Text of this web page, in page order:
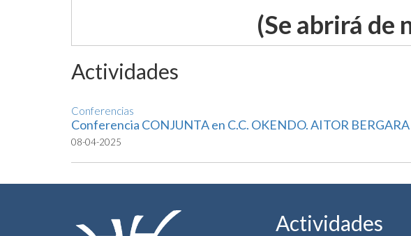
(Se abrirá de
Actividades
Conferencias
Conferencia CONJUNTA en C.C. OKENDO. AITOR
08-04-2025
Actividades